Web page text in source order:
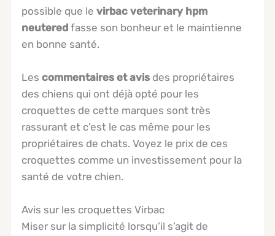
possible que levirbac veterinary hpm
neutered fasse son bonheur et le maintienne
en bonne santé.
Lescommentaires et avis des propriétaires
des chiens qui ont déjà opté pour les
croquettes de cette marques sont très
rassurant et c’est le cas même pour les
propriétaires de chats. Voyez le prix de ces
croquettes comme un investissement pour la
santé de votre chien.
Avis sur les croquettes Virbac
Miser sur la simplicité lorsqu’il s’agit de